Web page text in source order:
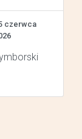
czerwca